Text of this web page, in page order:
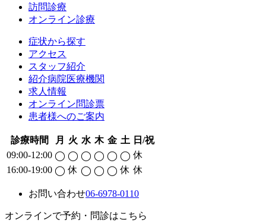
訪問診療
オンライン診療
症状から探す
アクセス
スタッフ紹介
紹介病院医療機関
求人情報
オンライン問診票
患者様へのご案内
診療時間 月 火 水 木 金 土 日/祝
09:00-12:00 ◯ ◯ ◯ ◯ ◯ ◯ 休
16:00-19:00 ◯ 休 ◯ ◯ ◯ 休 休
お問い合わせ06-6978-0110
オンラインで予約・問診はこちら